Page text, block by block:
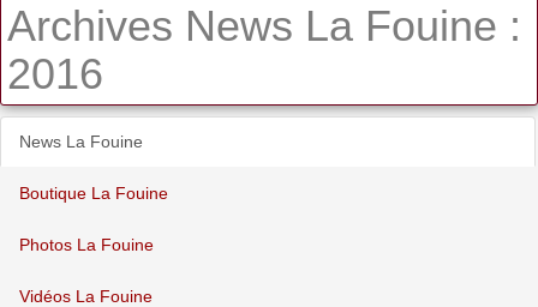
Archives News La Fouine :
2016
News La Fouine
Boutique La Fouine
Photos La Fouine
Vidéos La Fouine